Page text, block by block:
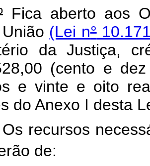
Fica aberto aos
(Lei n°
da Justiça,
(cento e
e vinte e oito
do Anexo I desta
recursos
de: